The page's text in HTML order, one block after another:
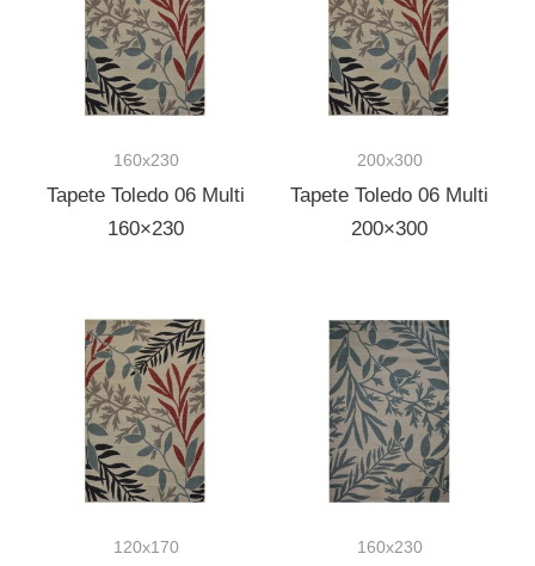
160x230
Tapete Toledo 06 Multi
160×230
200x300
Tapete Toledo 06 Multi
200×300
120x170 160x230